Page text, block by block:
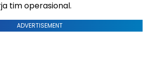
tim operasional.
ADVERTISEMENT